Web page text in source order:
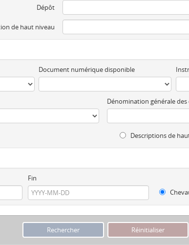
Dépôt
de haut niveau
Document numérique disponible
Dénomination générale
Descriptions de
Fin